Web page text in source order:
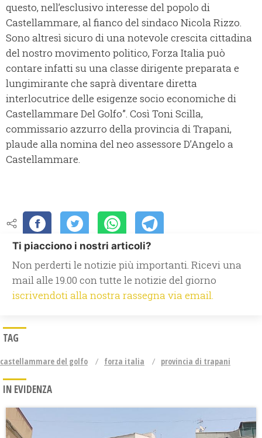
questo, nell’esclusivo interesse del popolo di
Castellammare, al fianco del sindaco Nicola Rizzo.
Sono altresì sicuro di una notevole crescita cittadina
del nostro movimento politico, Forza Italia può
contare infatti su una classe dirigente preparata e
lungimirante che saprà diventare diretta
interlocutrice delle esigenze socio economiche di
Castellammare Del Golfo”. Così Toni Scilla,
commissario azzurro della provincia di Trapani,
plaude alla nomina del neo assessore D’Angelo a
Castellammare.
Ti piacciono i nostri articoli?
Non perderti le notizie più importanti. Ricevi una
mail alle 19.00 con tutte le notizie del giorno
iscrivendoti alla nostra rassegna via email.
TAG
castellammare del golfo forza italia provincia di trapani
IN EVIDENZA